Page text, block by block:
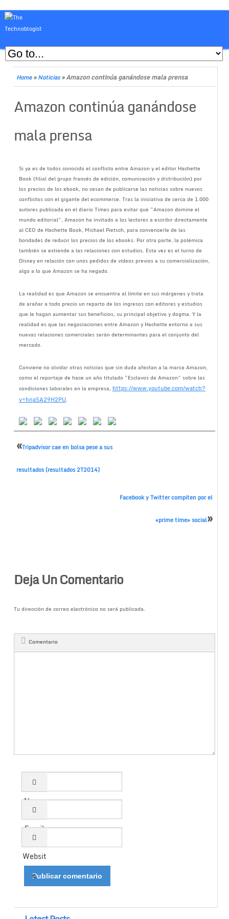
Home»Noticias»Amazon continúa ganándose mala prensa
Amazon continúa ganándose
mala prensa
Si ya es de todos conocido el conflicto entre Amazon y el editor Hachette
Book (filial del grupo francés de edición, comunicación y distribución) por
los precios de los ebook, no cesan de publicarse las noticias sobre nuevos
conflictos con el gigante del ecommerce. Tras la iniciativa de cerca de 1.000
autores publicada en el diario Times para evitar que “Amazon domine el
mundo editorial”, Amazon ha invitado a los lectores a escribir directamente
al CEO de Hachette Book, Michael Pietsch, para convencerle de las
bondades de reducir los precios de los ebooks. Por otra parte, la polémica
también se extiende a las relaciones con estudios. Esta vez es el turno de
Disney en relación con unos pedidos de vídeos previos a su comercialización,
algo a lo que Amazon se ha negado.
La realidad es que Amazon se encuentra al límite en sus márgenes y trata
de arañar a todo precio un reparto de los ingresos con editores y estudios
que le hagan aumentar sus beneficios, su principal objetivo y dogma. Y la
realidad es que las negociaciones entre Amazon y Hachette entorno a sus
nuevas relaciones comerciales serán determinantes para el conjunto del
mercado.
Conviene no olvidar otras noticias que sin duda afectan a la marca Amazon,
como el reportaje de hace un año titulado “Esclavos de Amazon” sobre las
condiciones laborales en la empresa, https://www.youtube.com/watch?
v=hnaSA29H2PU.
«Tripadvisor cae en bolsa pese a sus
resultados (resultados 2T2014)
Facebook y Twitter compiten por el
«prime time» social»
Deja Un Comentario
Tu dirección de correo electrónico no será publicada.
Comentario
Name
Email
Websit
e